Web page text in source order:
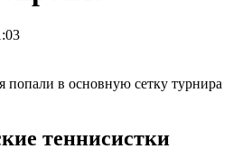
теннисистки